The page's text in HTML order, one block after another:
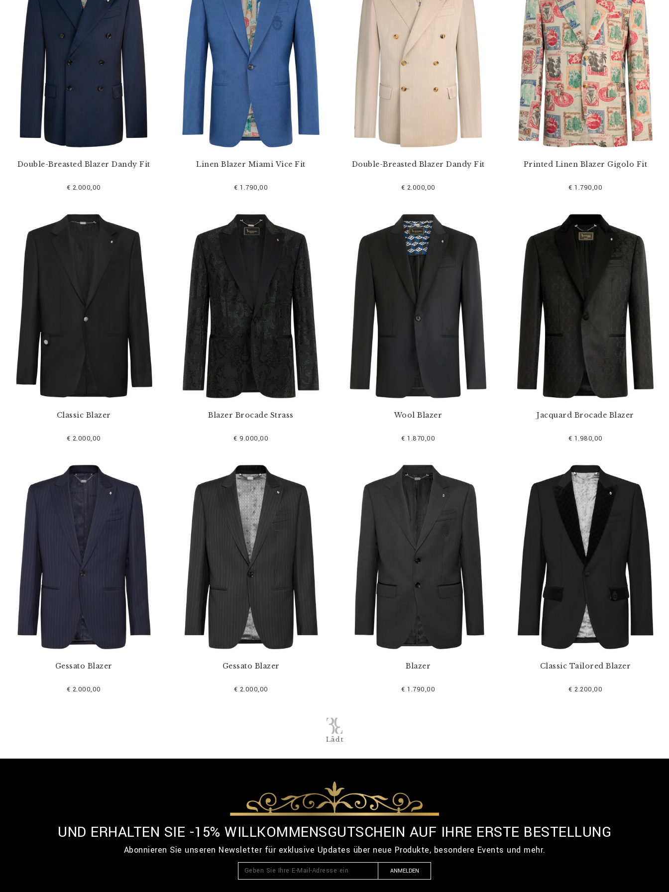
Double-Breasted Blazer Dandy Fit
€ 2.000,00
Linen Blazer Miami Vice Fit
€ 1.790,00
Double-Breasted Blazer Dandy Fit
€ 2.000,00
Printed Linen Blazer Gigolo Fit
€ 1.790,00
Classic Blazer
€ 2.000,00
Blazer Brocade Strass
€ 9.000,00
Wool Blazer
€ 1.870,00
Jacquard Brocade Blazer
€ 1.980,00
Gessato Blazer
€ 2.000,00
Gessato Blazer
€ 2.000,00
Blazer
€ 1.790,00
Classic Tailored Blazer
€ 2.200,00
Lädt
UND ERHALTEN SIE -15% WILLKOMMENSGUTSCHEIN AUF IHRE ERSTE BESTELLUNG
Abonnieren Sie unseren Newsletter für exklusive Updates über neue Produkte, besondere Events und mehr.
ANMELDEN